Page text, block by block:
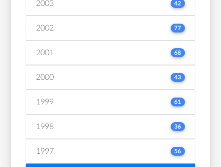
2003 42
2002 77
2001 68
2000 43
1999 61
1998 36
1997 56